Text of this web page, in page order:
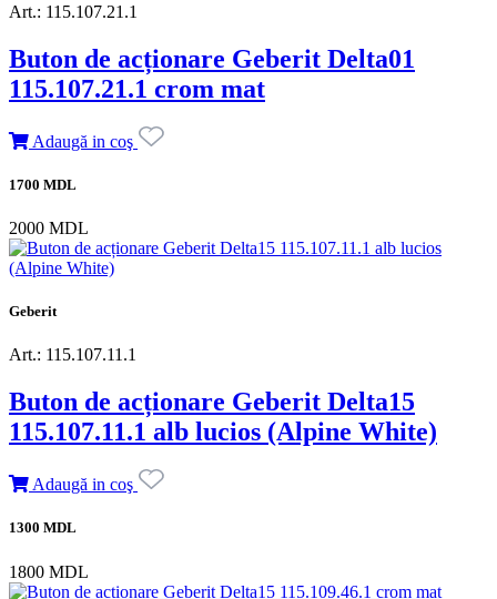
Art.: 115.107.21.1
Buton de acționare Geberit Delta01
115.107.21.1 crom mat
Adaugă in coş
1700 MDL
2000 MDL
Geberit
Art.: 115.107.11.1
Buton de acționare Geberit Delta15
115.107.11.1 alb lucios (Alpine White)
Adaugă in coş
1300 MDL
1800 MDL